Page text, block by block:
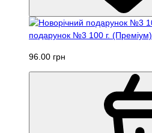
подарунок №3 100 г. (Преміум)
96.00 грн